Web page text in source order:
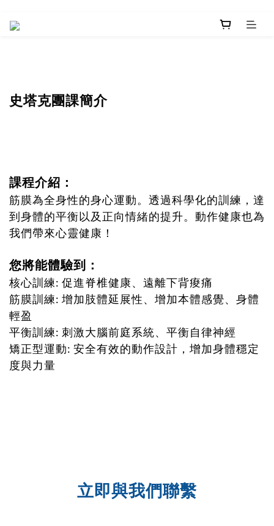
史塔克團課簡介
課程介紹：
筋膜為全身性的身心運動。透過科學化的訓練，達
到身體的平衡以及正向情緒的提升。動作健康也為
我們帶來心靈健康！
您將能體驗到 ：
核心訓練: 促進脊椎健康、遠離下背痠痛
筋膜訓練: 增加肢體延展性、增加本體感覺、身體
輕盈
平衡訓練: 刺激大腦前庭系統、平衡自律神經
矯正型運動: 安全有效的動作設計，增加身體穩定
度與力量
立即與我們聯繫